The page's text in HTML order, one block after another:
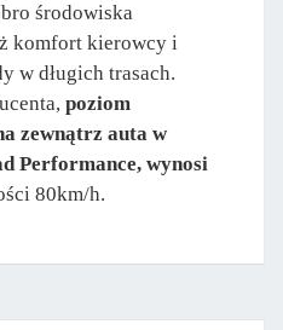
środowiska
komfort kierowcy i
w długich trasach.
poziom
zewnątrz auta w
Performance, wynosi
80km/h.